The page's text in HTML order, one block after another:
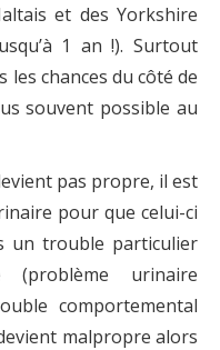
et des Yorkshire
1 an !). Surtout
chances du côté de
souvent possible au
pas propre, il est
pour que celui-ci
un trouble particulier
(problème urinaire
comportemental
malpropre alors